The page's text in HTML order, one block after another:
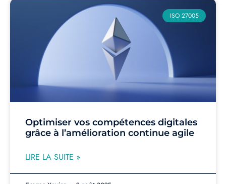
ISO 27005
Optimiser vos compétences digitales
grâce à l’amélioration continue agile
LIRE LA SUITE »